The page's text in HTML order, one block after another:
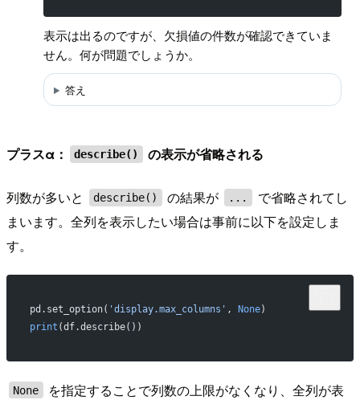
表示は出るのですが、欠損値の件数が確認できていま
せん。何が問題でしょうか。
答え
プラスα： describe() の表示が省略される
列数が多いと describe() の結果が ...
で省略されてし
まいます。全列を表示したい場合は事前に以下を設定しま
す。
pd.set_option( 'display.max_columns' , None)
print (df.describe())
None
を指定することで列数の上限がなくなり、全列が表